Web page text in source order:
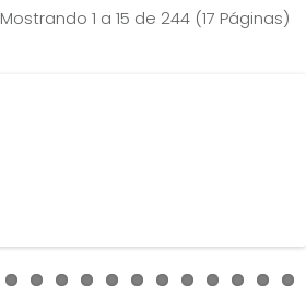
Mostrando 1 a 15 de 244 (17 Páginas)